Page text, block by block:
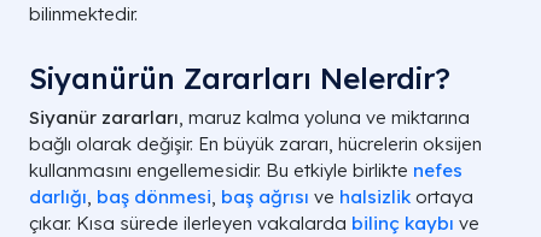
bilinmektedir.
Siyanürün Zararları Nelerdir?
Siyanür zararları, maruz kalma yoluna ve miktarına
bağlı olarak değişir. En büyük zararı, hücrelerin oksijen
kullanmasını engellemesidir. Bu etkiyle birlikte nefes
darlığı, baş dönmesi, baş ağrısı ve halsizlik ortaya
çıkar. Kısa sürede ilerleyen vakalarda bilinç kaybı ve